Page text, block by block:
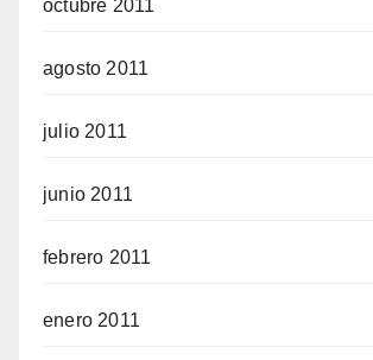
octubre 2011
agosto 2011
julio 2011
junio 2011
febrero 2011
enero 2011